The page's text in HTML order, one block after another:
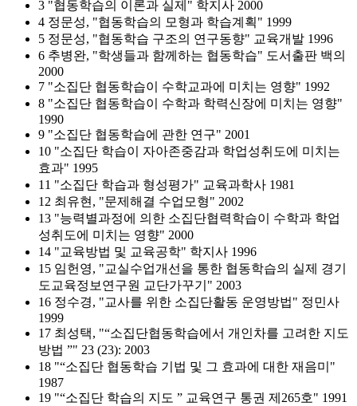
3 "협동학습의 이론과 실제" 학지사 2000
4 정문성, "협동학습의 모형과 학습계획" 1999
5 정문성, "협동학습 구조의 연구동향" 교육개발 1996
6 추병완, "학생들과 함께하는 협동학습" 도서출판 백의
2000
7 "소집단 협동학습이 수학교과에 미치는 영향" 1992
8 "소집단 협동학습이 수학과 학력신장에 미치는 영향"
1990
9 "소집단 협동학습에 관한 연구" 2001
10 "소집단 학습이 자아존중감과 학업성취도에 미치는
효과" 1995
11 "소집단 학습과 형성평가" 교육과학사 1981
12 최유현, "문제해결 수업모형" 2002
13 "능력별과정에 의한 소집단협력학습이 수학과 학업
성취도에 미치는 영향" 2000
14 "교육방법 및 교육공학" 학지사 1996
15 임헌영, "교실수업개선을 통한 협동학습의 실제 경기
도교육정보연구원 교단가꾸기" 2003
16 정수경, "교사를 위한 소집단활동 운영방법" 정민사
1999
17 최성택, "“소집단협동학습에서 개인차를 고려한 지도
방법 ”" 23 (23): 2003
18 "“소집단 협동학습 기법 및 그 효과에 대한 재음미"
1987
19 "“소집단 학습의 지도 ” 교육연구 통권 제265호" 1991